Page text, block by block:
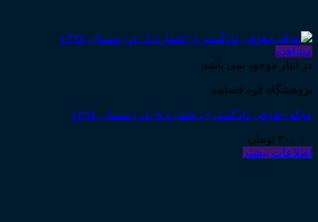
مشاهده
در انبار موجود نمی باشد
پژوهشگاه قوه قضاییه
مجله حقوقی دادگستری؛ شماره ۱۰۸ـ زمستان ۱۳۹۸
۳۰,۰۰۰ تومان
اطلاعات بیشتر